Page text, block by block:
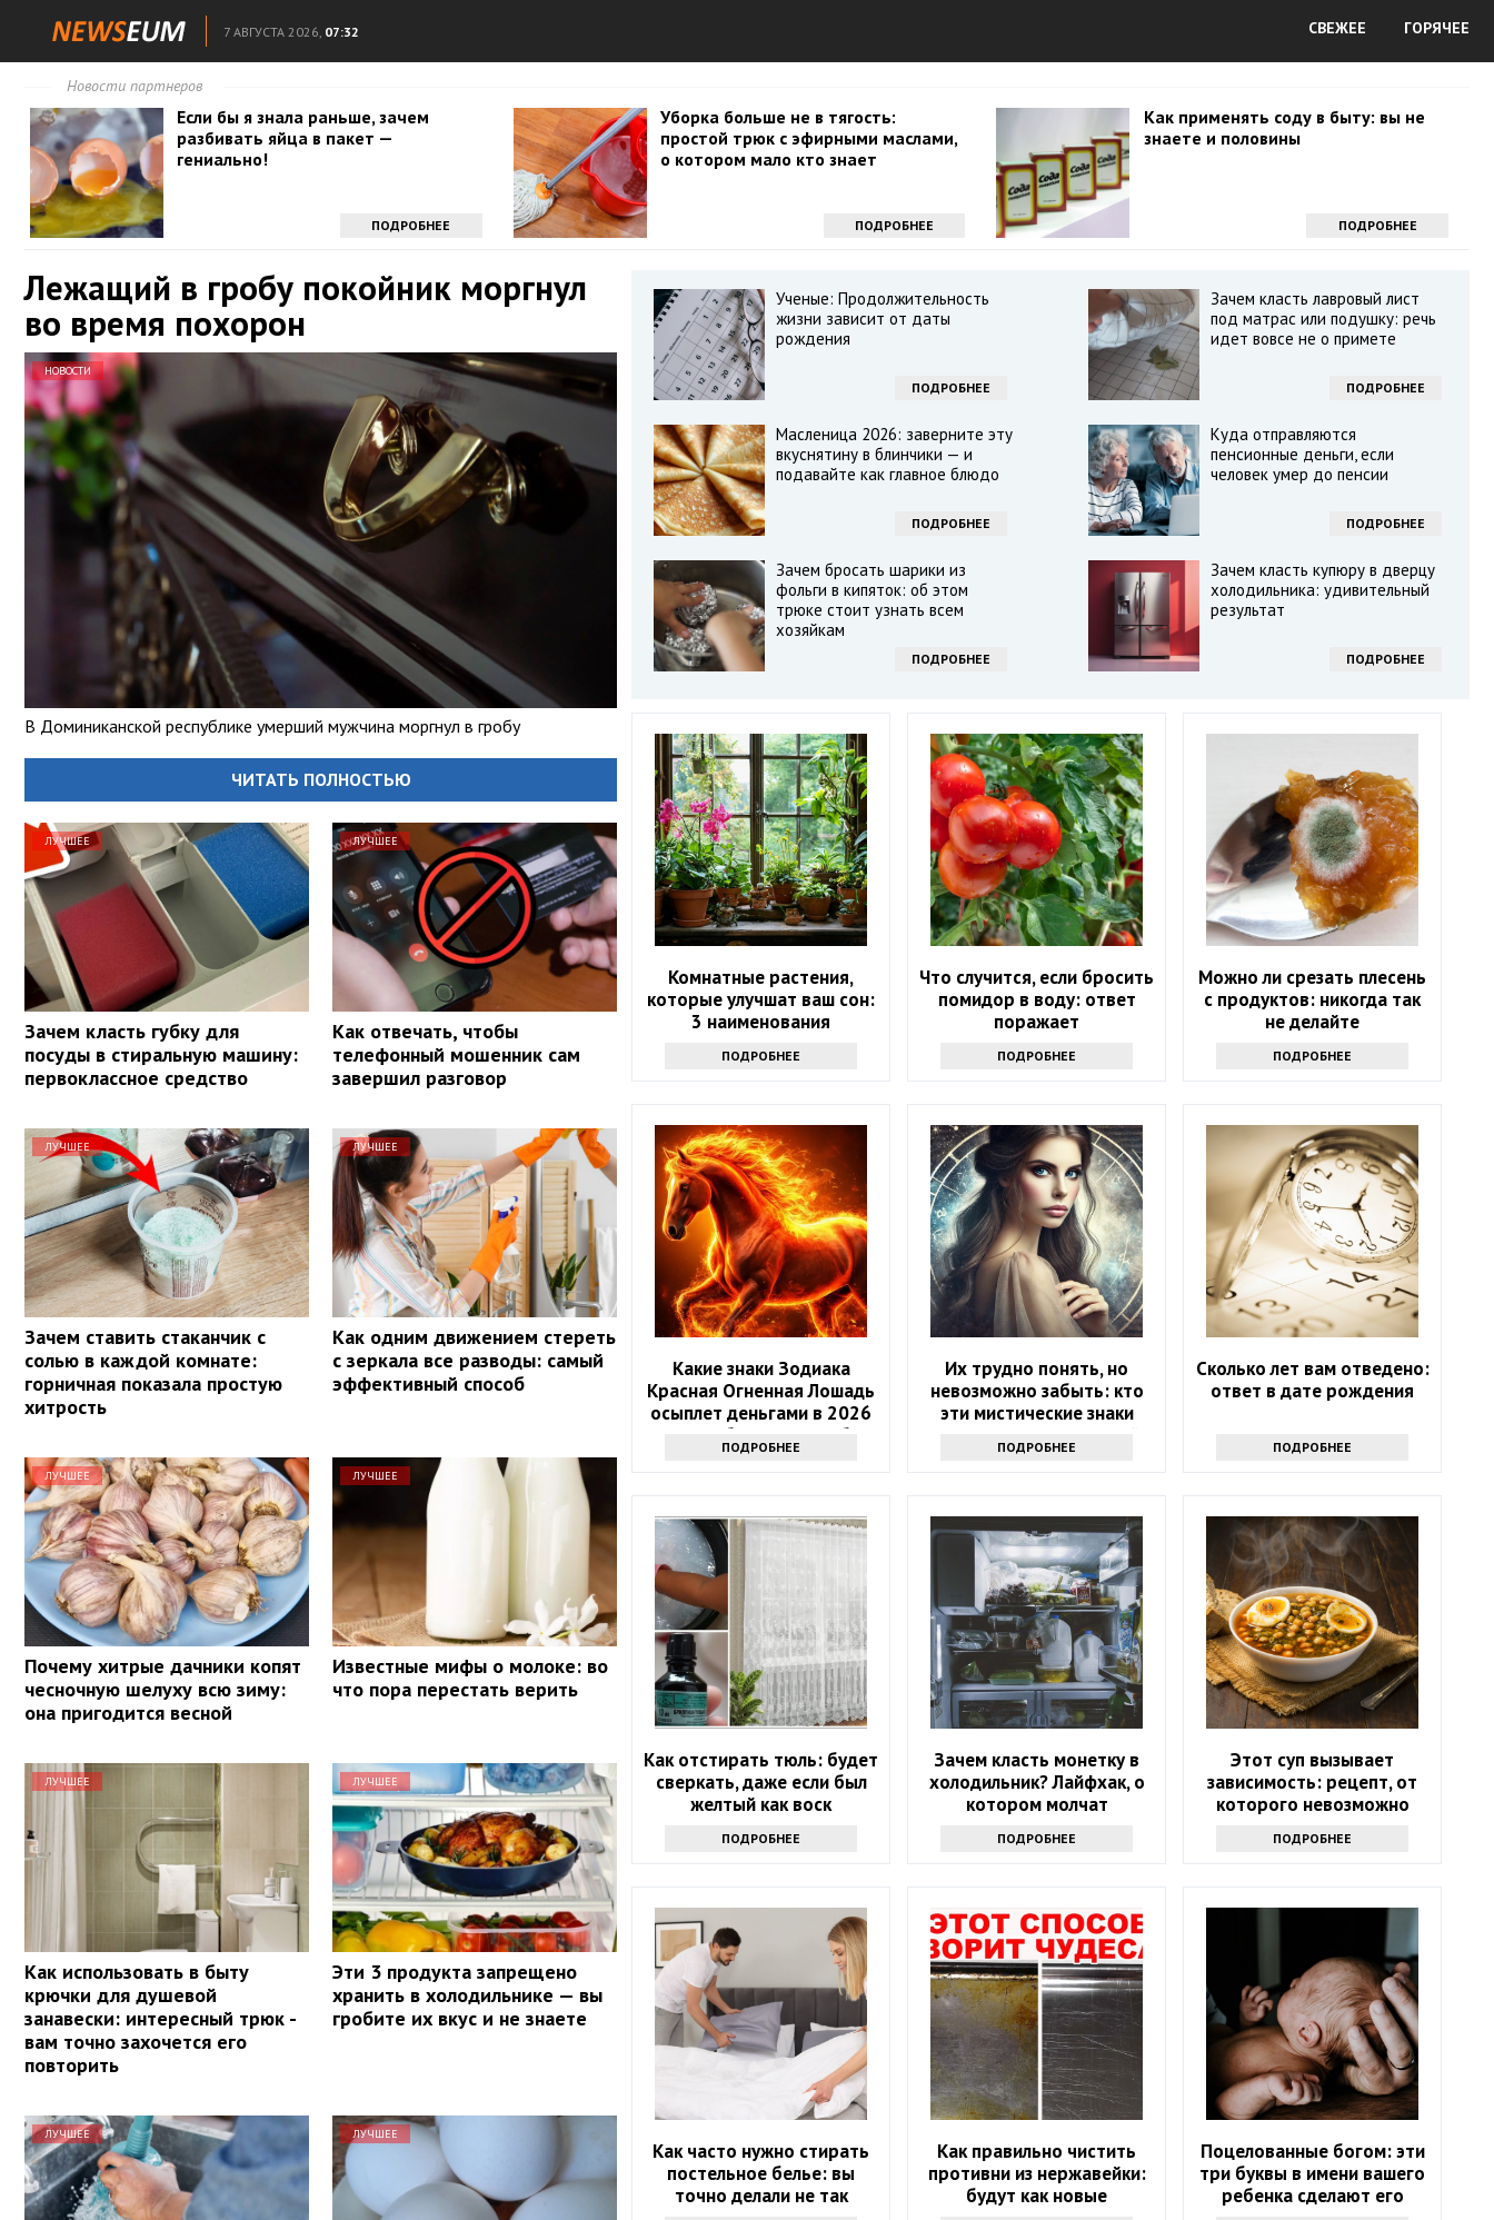
7 АВГУСТА 2026, 07:32 СВЕЖЕЕ ГОРЯЧЕЕ
Новости партнеров
Если бы я знала раньше, зачем
разбивать яйца в пакет —
гениально!
ПОДРОБНЕЕ
Уборка больше не в тягость:
простой трюк с эфирными маслами,
о котором мало кто знает
ПОДРОБНЕЕ
Как применять соду в быту: вы не
знаете и половины
ПОДРОБНЕЕ
Лежащий в гробу покойник моргнул
во время похорон
НОВОСТИ
В Доминиканской республике умерший мужчина моргнул в гробу
ЧИТАТЬ ПОЛНОСТЬЮ
ЛУЧШЕЕ
Зачем класть губку для
посуды в стиральную машину:
первоклассное средство
ЛУЧШЕЕ
Как отвечать, чтобы
телефонный мошенник сам
завершил разговор
ЛУЧШЕЕ
Зачем ставить стаканчик с
солью в каждой комнате:
горничная показала простую
хитрость
ЛУЧШЕЕ
Как одним движением стереть
с зеркала все разводы: самый
эффективный способ
ЛУЧШЕЕ
Почему хитрые дачники копят
чесночную шелуху всю зиму:
она пригодится весной
ЛУЧШЕЕ
Известные мифы о молоке: во
что пора перестать верить
ЛУЧШЕЕ
Как использовать в быту
крючки для душевой
занавески: интересный трюк -
вам точно захочется его
повторить
ЛУЧШЕЕ
Эти 3 продукта запрещено
хранить в холодильнике — вы
гробите их вкус и не знаете
ЛУЧШЕЕ ЛУЧШЕЕ
Ученые: Продолжительность
жизни зависит от даты
рождения
ПОДРОБНЕЕ
Зачем класть лавровый лист
под матрас или подушку: речь
идет вовсе не о примете
ПОДРОБНЕЕ
Масленица 2026: заверните эту
вкуснятину в блинчики — и
подавайте как главное блюдо
ПОДРОБНЕЕ
Куда отправляются
пенсионные деньги, если
человек умер до пенсии
ПОДРОБНЕЕ
Зачем бросать шарики из
фольги в кипяток: об этом
трюке стоит узнать всем
хозяйкам
ПОДРОБНЕЕ
Зачем класть купюру в дверцу
холодильника: удивительный
результат
ПОДРОБНЕЕ
Комнатные растения,
которые улучшат ваш сон:
3 наименования
ПОДРОБНЕЕ
Что случится, если бросить
помидор в воду: ответ
поражает
ПОДРОБНЕЕ
Можно ли срезать плесень
с продуктов: никогда так
не делайте
ПОДРОБНЕЕ
Какие знаки Зодиака
Красная Огненная Лошадь
осыплет деньгами в 2026
году: 4 баловня Судьбы
ПОДРОБНЕЕ
Их трудно понять, но
невозможно забыть: кто
эти мистические знаки
зодиака — хранители тайн
ПОДРОБНЕЕ
Сколько лет вам отведено:
ответ в дате рождения
ПОДРОБНЕЕ
Как отстирать тюль: будет
сверкать, даже если был
желтый как воск
ПОДРОБНЕЕ
Зачем класть монетку в
холодильник? Лайфхак, о
котором молчат
ПОДРОБНЕЕ
Этот суп вызывает
зависимость: рецепт, от
которого невозможно
ПОДРОБНЕЕ
Как часто нужно стирать
постельное белье: вы
точно делали не так
Как правильно чистить
противни из нержавейки:
будут как новые
Поцелованные богом: эти
три буквы в имени вашего
ребенка сделают его